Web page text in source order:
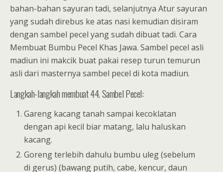
bahan-bahan sayuran tadi, selanjutnya Atur sayuran
yang sudah direbus ke atas nasi kemudian disiram
dengan sambel pecel yang sudah dibuat tadi. Cara
Membuat Bumbu Pecel Khas Jawa. Sambel pecel asli
madiun ini makcik buat pakai resep turun temurun
asli dari masternya sambel pecel di kota madiun.
Langkah-langkah membuat 44. Sambel Pecel:
Gareng kacang tanah sampai kecoklatan
dengan api kecil biar matang, lalu haluskan
kacang.
Goreng terlebih dahulu bumbu uleg (sebelum
di gerus) (bawang putih, cabe, kencur, daun